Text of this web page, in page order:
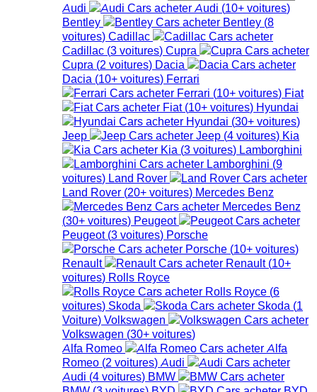
Audi Audi (10+ voitures)
Bentley
Bentley (8
voitures) Cadillac
Cadillac (3 voitures) Cupra
Cupra (2 voitures) Dacia
Dacia (10+ voitures) Ferrari
Ferrari (10+ voitures) Fiat
Fiat (10+ voitures) Hyundai
Hyundai (30+ voitures)
Jeep
Jeep (4 voitures) Kia
Kia (3 voitures) Lamborghini
Lamborghini (9
voitures) Land Rover
Land Rover (20+ voitures) Mercedes Benz
Mercedes Benz
(30+ voitures) Peugeot
Peugeot (3 voitures) Porsche
Porsche (10+ voitures)
Renault
Renault (10+
voitures) Rolls Royce
Rolls Royce (6
voitures) Skoda Skoda (1
Voiture) Volkswagen
Volkswagen (30+ voitures)
Alfa Romeo
Alfa
Romeo (2 voitures) Audi
Audi (4 voitures) BMW